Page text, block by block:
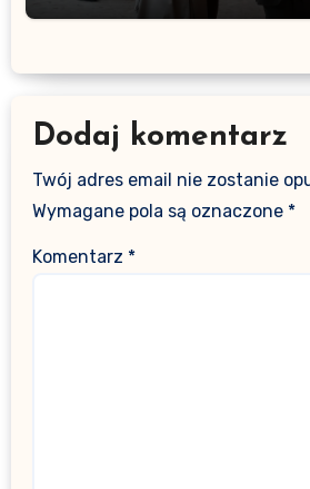
Dodaj komentarz
Twój adres email nie zostanie
Wymagane pola są oznaczone *
Komentarz *